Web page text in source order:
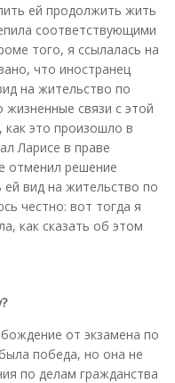
ей продолжить жить
соответствующими
того, я ссылалась на
что иностранец
на жительство по
связи с этой
как это произошло в
Ларисе в праве
отменил решение
вид на жительство по
честно: вот тогда я
как сказать об этом
от экзамена по
победа, но она не
по делам гражданства